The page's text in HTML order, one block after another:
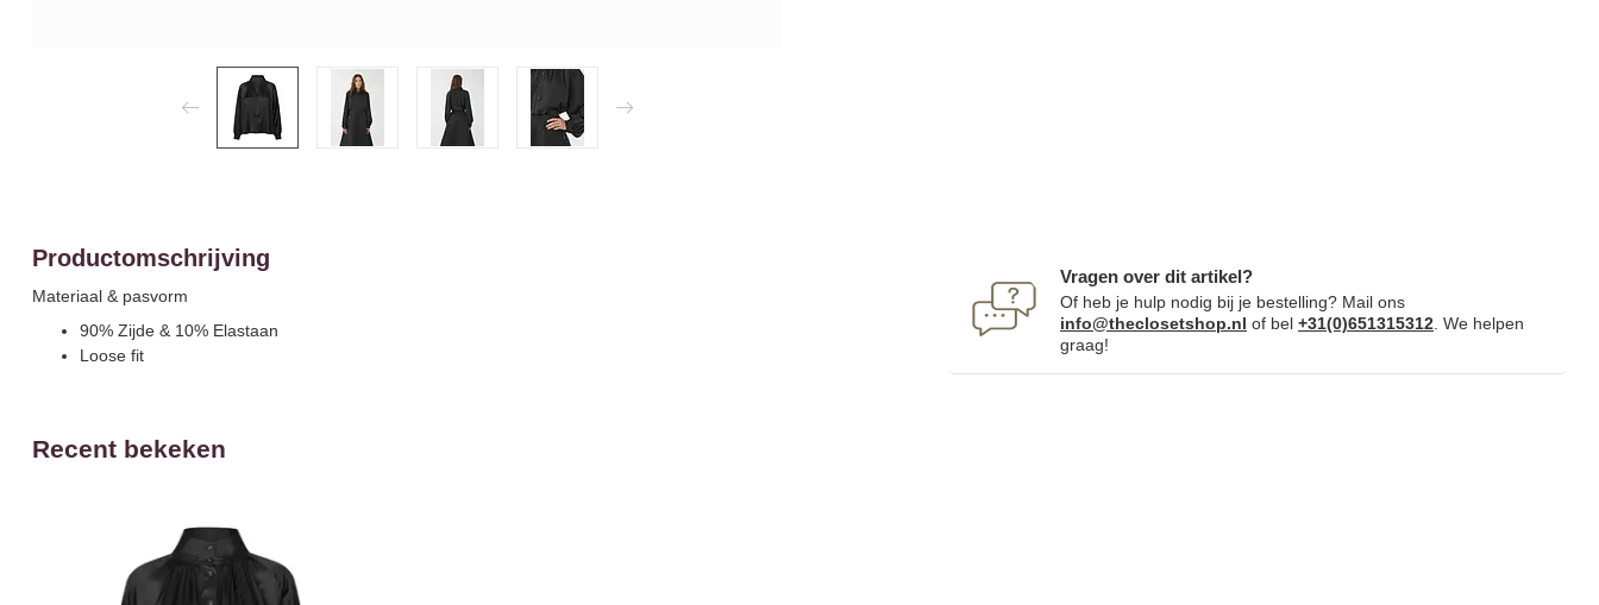
Productomschrijving
Materiaal & pasvorm
90% Zijde & 10% Elastaan
Loose fit
Vragen over dit artikel?
Of heb je hulp nodig bij je bestelling? Mail ons
info@theclosetshop.nl of bel +31(0)651315312 . We helpen
graag!
Recent bekeken